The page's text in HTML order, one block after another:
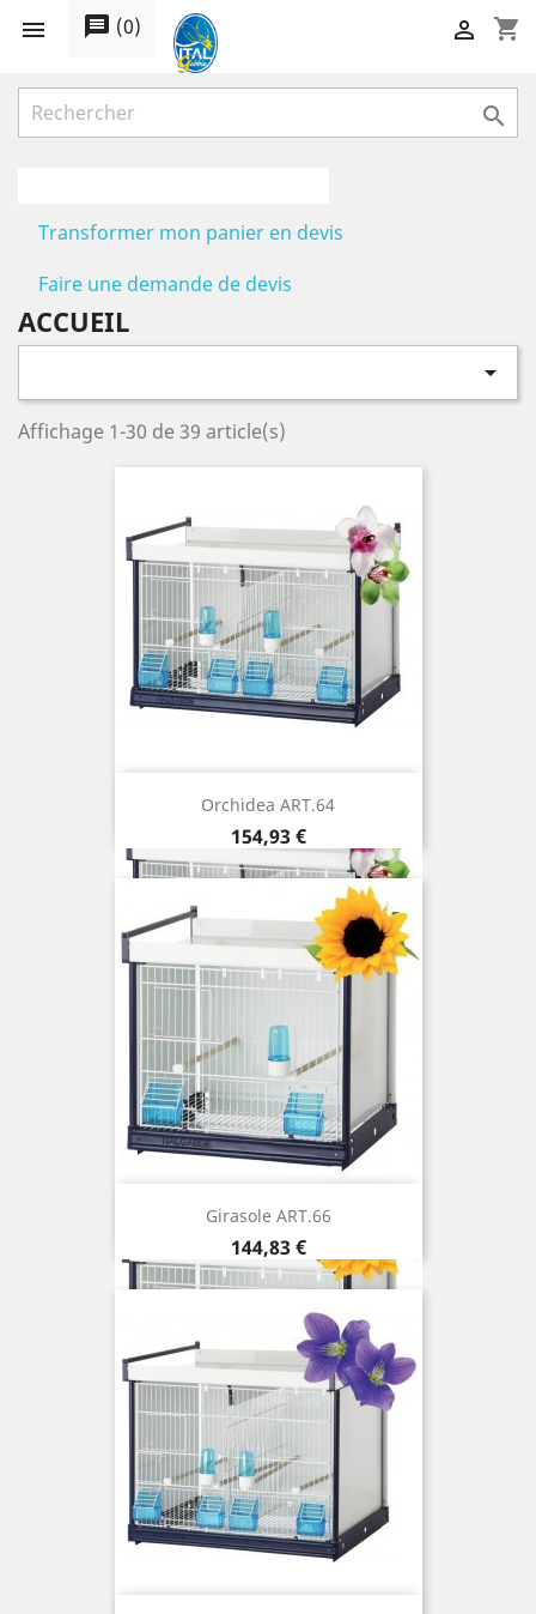
 message (0) shopping_cart


Transformer mon panier en devis
Faire une demande de devis
ACCUEIL

Affichage 1-30 de 39 article(s)
Orchidea ART.64
Prix
154,93 €
Girasole ART.66
Prix
144,83 €